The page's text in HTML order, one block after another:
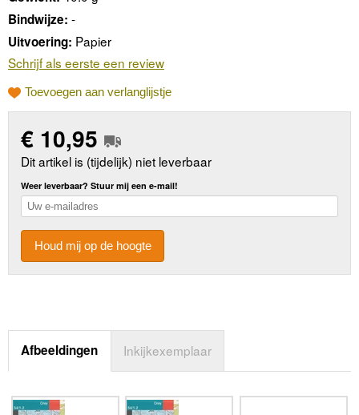
Bindwijze: -
Uitvoering: Papier
Schrijf als eerste een review
Toevoegen aan verlanglijstje
€ 10,95
Dit artikel is (tijdelijk) niet leverbaar
Weer leverbaar? Stuur mij een e-mail!
Houd mij op de hoogte
Afbeeldingen Inkijkexemplaar